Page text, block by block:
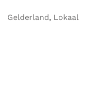
Gelderland, Lokaal